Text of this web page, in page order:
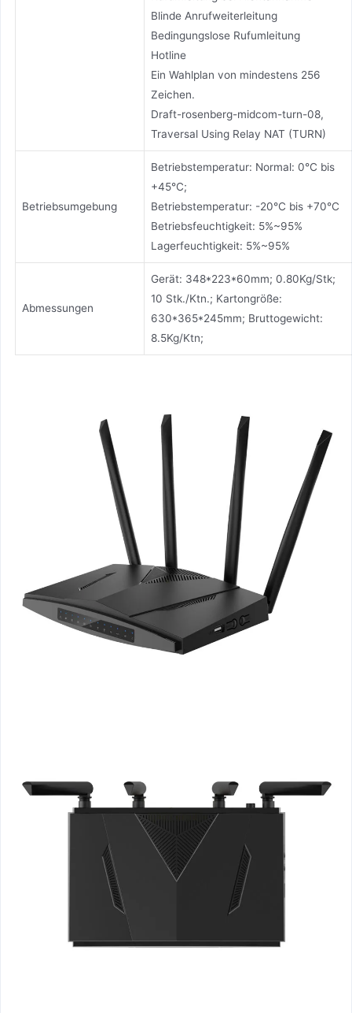
Blinde Anrufweiterleitung
Bedingungslose Rufumleitung
Hotline
Ein Wahlplan von mindestens 256
Zeichen.
Draft-rosenberg-midcom-turn-08,
Traversal Using Relay NAT (TURN)
Betriebsumgebung
Betriebstemperatur: Normal: 0°C bis
+45°C;
Betriebstemperatur: -20°C bis +70°C
Betriebsfeuchtigkeit: 5%~95%
Lagerfeuchtigkeit: 5%~95%
Abmessungen
Gerät: 348*223*60mm; 0.80Kg/Stk;
10 Stk./Ktn.; Kartongröße:
630*365*245mm; Bruttogewicht:
8.5Kg/Ktn;